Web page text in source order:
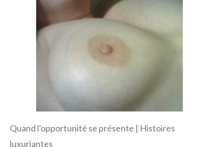
Quand l'opportunité se présente | Histoires
luxuriantes